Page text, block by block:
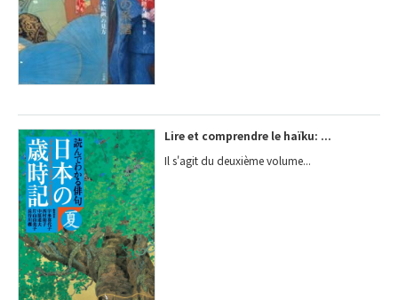
Lire et comprendre le haïku: ...
Il s'agit du deuxième volume...